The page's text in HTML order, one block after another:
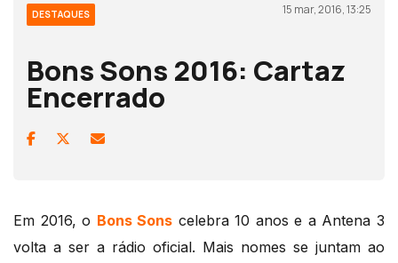
DESTAQUES 15 mar, 2016, 13:25
Bons Sons 2016: Cartaz
Encerrado
Em 2016, o Bons Sons celebra 10 anos e a Antena 3
volta a ser a rádio oficial. Mais nomes se juntam ao